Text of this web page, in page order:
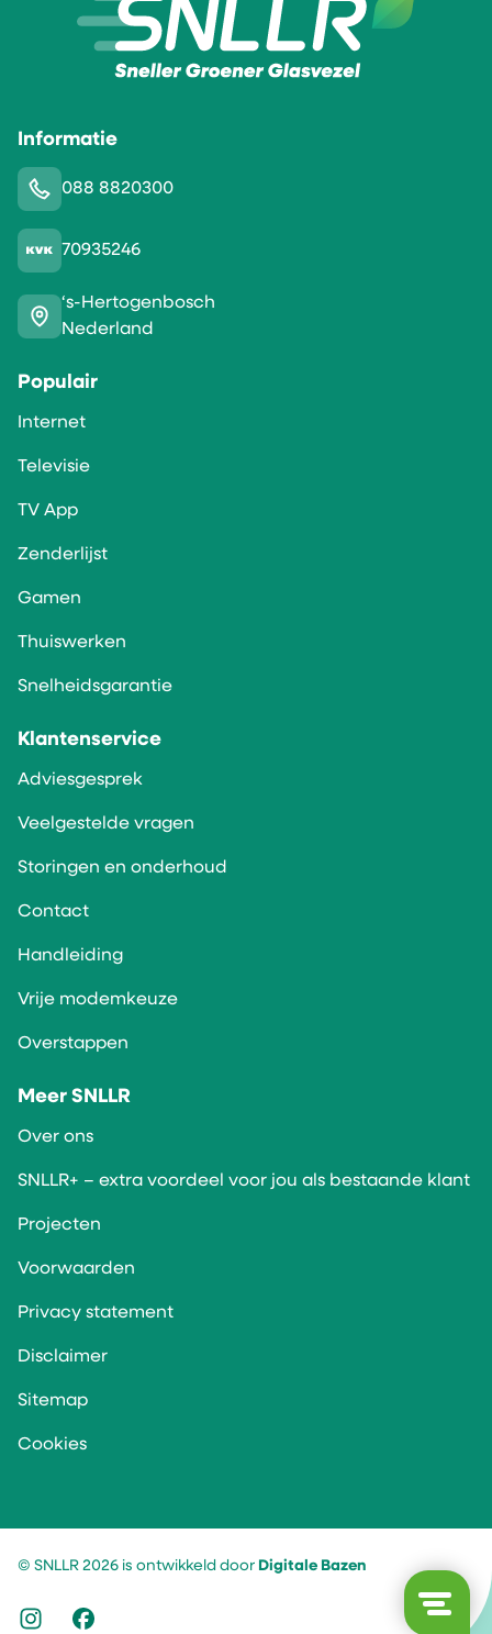
Informatie
088 8820300
70935246
‘s-Hertogenbosch
Nederland
Populair
Internet
Televisie
TV App
Zenderlijst
Gamen
Thuiswerken
Snelheidsgarantie
Klantenservice
Adviesgesprek
Veelgestelde vragen
Storingen en onderhoud
Contact
Handleiding
Vrije modemkeuze
Overstappen
Meer SNLLR
Over ons
SNLLR+ – extra voordeel voor jou als bestaande klant
Projecten
Voorwaarden
Privacy statement
Disclaimer
Sitemap
Cookies
© SNLLR 2026 is ontwikkeld door Digitale Bazen